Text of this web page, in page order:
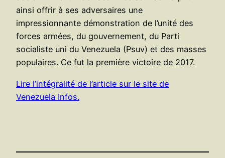
ainsi offrir à ses adversaires une
impressionnante démonstration de l’unité des
forces armées, du gouvernement, du Parti
socialiste uni du Venezuela (Psuv) et des masses
populaires. Ce fut la première victoire de 2017.
Lire l’intégralité de l’article sur le site de
Venezuela Infos.